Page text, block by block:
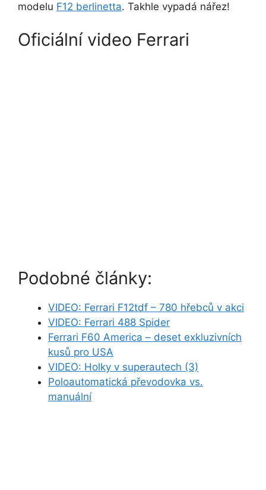
modelu F12 berlinetta. Takhle vypadá nářez!
Oficiální video Ferrari
Podobné články:
VIDEO: Ferrari F12tdf – 780 hřebců v akci
VIDEO: Ferrari 488 Spider
Ferrari F60 America – deset exkluzivních
kusů pro USA
VIDEO: Holky v superautech (3)
Poloautomatická převodovka vs.
manuální